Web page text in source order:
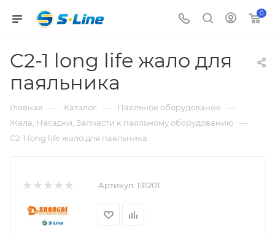
0
C2-1 long life жало для
паяльника
Главная — Каталог — Паяльное оборудование —
Жала, Насадки, Запчасти к паяльному оборудованию —
C2-1 long life жало для паяльника
Артикул: 131201